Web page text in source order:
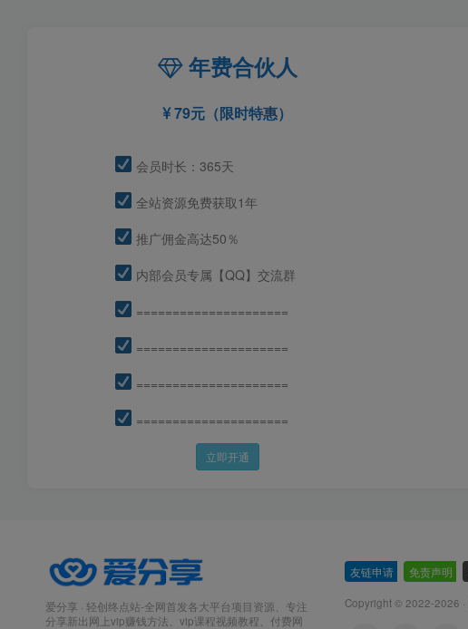
年费合伙人
79元（限时特惠）
会员时长：365天
全站资源免费获取1年
推广佣金高达50％
内部会员专属【QQ】交流群
=====================
=====================
=====================
=====================
立即开通
爱分享 · 轻创终点站-全网首发各大平台项目资源、专注
分享新出网上vip赚钱方法、vip课程视频教程、付费网
友链申请 免责声明
Copyright © 2022-2026 ·